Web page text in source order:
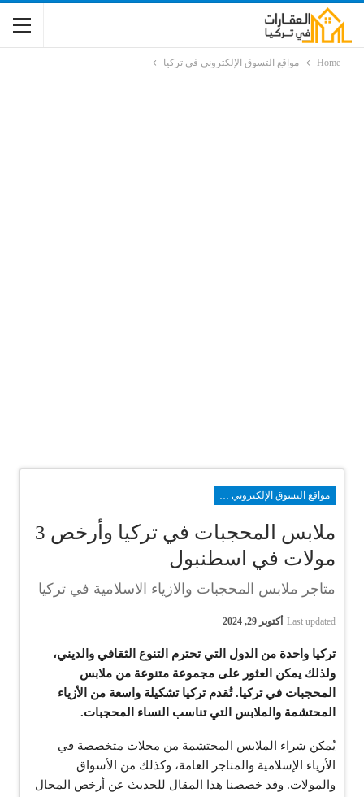
Home مواقع التسوق الإلكتروني في تركيا
مواقع التسوق الإلكتروني في تركيا
ملابس المحجبات في تركيا وأرخص 3
مولات في اسطنبول
متاجر ملابس المحجبات والازياء الاسلامية في تركيا
Last updated أكتوبر 29, 2024
تركيا واحدة من الدول التي تحترم التنوع الثقافي والديني،
ولذلك يمكن العثور على مجموعة متنوعة من ملابس
المحجبات في تركيا. تُقدم تركيا تشكيلة واسعة من الأزياء
المحتشمة والملابس التي تناسب النساء المحجبات.
يُمكن شراء الملابس المحتشمة من محلات متخصصة في
الأزياء الإسلامية والمتاجر العامة، وكذلك من الأسواق
والمولات. وقد خصصنا هذا المقال للحديث عن أرخص المحال